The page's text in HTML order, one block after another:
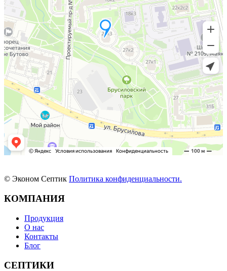
© Эконом Септик Политика конфиденциальности.
КОМПАНИЯ
Продукция
О нас
Контакты
Блог
СЕПТИКИ